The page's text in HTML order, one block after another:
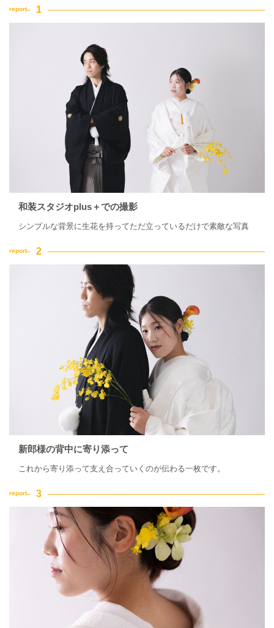
和装スタジオplus＋での撮影
シンプルな背景に生花を持ってただ立っているだけで素敵な写真
新郎様の背中に寄り添って
これから寄り添って支え合っていくのが伝わる一枚です。